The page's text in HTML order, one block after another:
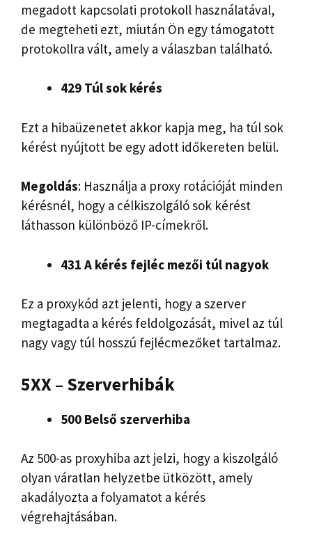
megadott kapcsolati protokoll használatával,
de megteheti ezt, miután Ön egy támogatott
protokollra vált, amely a válaszban található.
429 Túl sok kérés
Ezt a hibaüzenetet akkor kapja meg, ha túl sok
kérést nyújtott be egy adott időkereten belül.
Megoldás: Használja a proxy rotációját minden
kérésnél, hogy a célkiszolgáló sok kérést
láthasson különböző IP-címekről.
431 A kérés fejléc mezői túl nagyok
Ez a proxykód azt jelenti, hogy a szerver
megtagadta a kérés feldolgozását, mivel az túl
nagy vagy túl hosszú fejlécmezőket tartalmaz.
5XX – Szerverhibák
500 Belső szerverhiba
Az 500-as proxyhiba azt jelzi, hogy a kiszolgáló
olyan váratlan helyzetbe ütközött, amely
akadályozta a folyamatot a kérés
végrehajtásában.